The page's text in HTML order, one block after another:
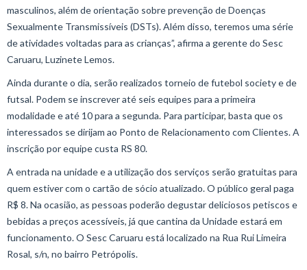
masculinos, além de orientação sobre prevenção de Doenças
Sexualmente Transmissíveis (DSTs). Além disso, teremos uma série
de atividades voltadas para as crianças”, afirma a gerente do Sesc
Caruaru, Luzinete Lemos.
Ainda durante o dia, serão realizados torneio de futebol society e de
futsal. Podem se inscrever até seis equipes para a primeira
modalidade e até 10 para a segunda. Para participar, basta que os
interessados se dirijam ao Ponto de Relacionamento com Clientes. A
inscrição por equipe custa RS 80.
A entrada na unidade e a utilização dos serviços serão gratuitas para
quem estiver com o cartão de sócio atualizado. O público geral paga
R$ 8. Na ocasião, as pessoas poderão degustar deliciosos petiscos e
bebidas a preços acessíveis, já que cantina da Unidade estará em
funcionamento. O Sesc Caruaru está localizado na Rua Rui Limeira
Rosal, s/n, no bairro Petrópolis.